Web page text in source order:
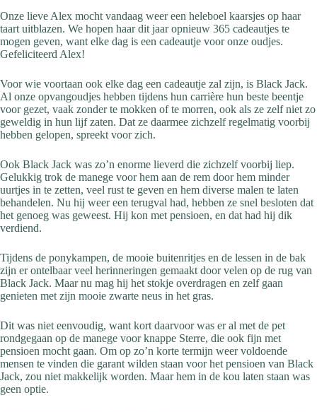
Onze lieve Alex mocht vandaag weer een heleboel kaarsjes op haar
taart uitblazen. We hopen haar dit jaar opnieuw 365 cadeautjes te
mogen geven, want elke dag is een cadeautje voor onze oudjes.
Gefeliciteerd Alex!
Voor wie voortaan ook elke dag een cadeautje zal zijn, is Black Jack.
Al onze opvangoudjes hebben tijdens hun carrière hun beste beentje
voor gezet, vaak zonder te mokken of te morren, ook als ze zelf niet zo
geweldig in hun lijf zaten. Dat ze daarmee zichzelf regelmatig voorbij
hebben gelopen, spreekt voor zich.
Ook Black Jack was zo’n enorme lieverd die zichzelf voorbij liep.
Gelukkig trok de manege voor hem aan de rem door hem minder
uurtjes in te zetten, veel rust te geven en hem diverse malen te laten
behandelen. Nu hij weer een terugval had, hebben ze snel besloten dat
het genoeg was geweest. Hij kon met pensioen, en dat had hij dik
verdiend.
Tijdens de ponykampen, de mooie buitenritjes en de lessen in de bak
zijn er ontelbaar veel herinneringen gemaakt door velen op de rug van
Black Jack. Maar nu mag hij het stokje overdragen en zelf gaan
genieten met zijn mooie zwarte neus in het gras.
Dit was niet eenvoudig, want kort daarvoor was er al met de pet
rondgegaan op de manege voor knappe Sterre, die ook fijn met
pensioen mocht gaan. Om op zo’n korte termijn weer voldoende
mensen te vinden die garant wilden staan voor het pensioen van Black
Jack, zou niet makkelijk worden. Maar hem in de kou laten staan was
geen optie.